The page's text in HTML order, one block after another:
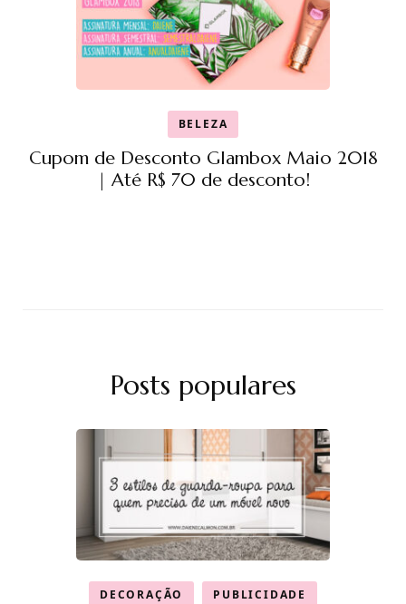
BELEZA
Cupom de Desconto Glambox Maio 2018
| Até R$ 70 de desconto!
Posts populares
DECORAÇÃO PUBLICIDADE